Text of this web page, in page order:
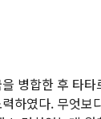
병합한 후 타
하였다. 무엇보